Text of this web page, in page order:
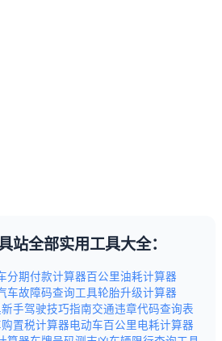
站全部实用工具大全：
分期付款计算器百公里油耗计算器
车故障码查询工具轮胎升级计算器
新手驾驶技巧指南交通违章代码查询表
置税计算器电动车百公里电耗计算器